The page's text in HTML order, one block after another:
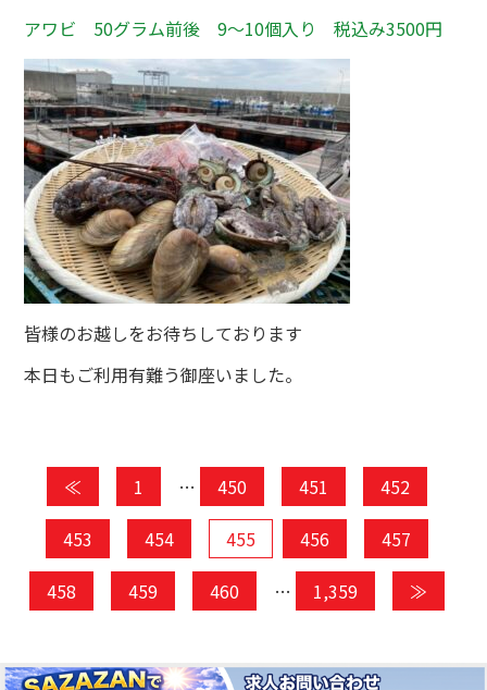
アワビ 50グラム前後 9～10個入り 税込み3500円
皆様のお越しをお待ちしております
本日もご利用有難う御座いました。
≪ 1 … 450 451
452
453
454 455 456
457
458
459 460 … 1,359 ≫